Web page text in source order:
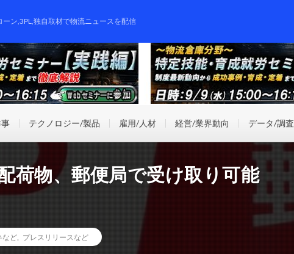
ン,3PL,独自取材で物流ニュースを配信
テクノロジー/製品 雇用/人材 経営/業界動向 データ/調査
荷物、郵便局で受け取り可能
など プレスリリースなど